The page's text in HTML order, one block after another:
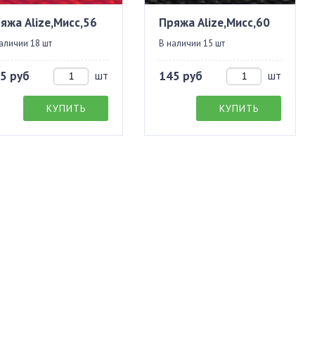
Alize,Мисс,56
18 шт
руб шт
КУПИТЬ
Пряжа Alize,Мисс,60
В наличии 15 шт
145 руб шт
КУПИТЬ